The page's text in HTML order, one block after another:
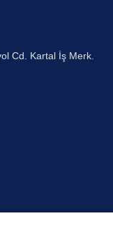
Cd. Kartal İş Merk.